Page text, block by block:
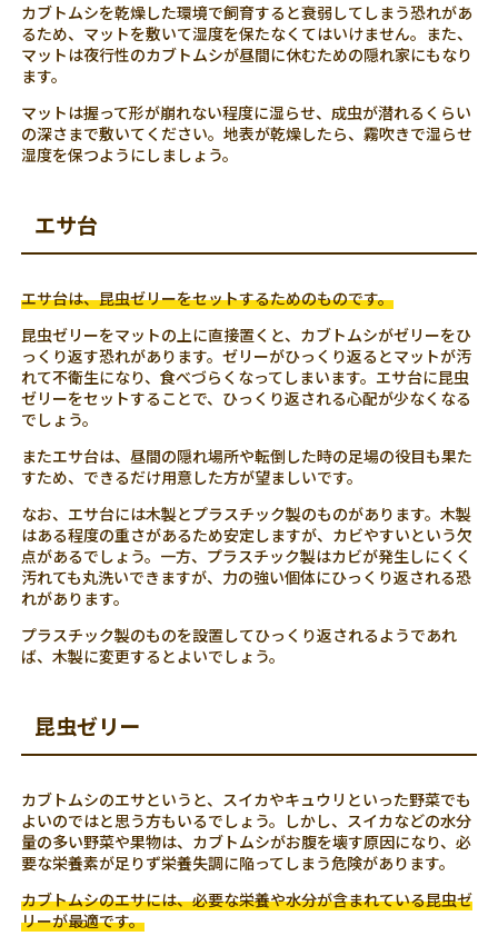
カブトムシを乾燥した環境で飼育すると衰弱してしまう恐れがあ
るため、マットを敷いて湿度を保たなくてはいけません。また、
マットは夜行性のカブトムシが昼間に休むための隠れ家にもなり
ます。
マットは握って形が崩れない程度に湿らせ、成虫が潜れるくらい
の深さまで敷いてください。地表が乾燥したら、霧吹きで湿らせ
湿度を保つようにしましょう。
エサ台
エサ台は、昆虫ゼリーをセットするためのものです。
昆虫ゼリーをマットの上に直接置くと、カブトムシがゼリーをひ
っくり返す恐れがあります。ゼリーがひっくり返るとマットが汚
れて不衛生になり、食べづらくなってしまいます。エサ台に昆虫
ゼリーをセットすることで、ひっくり返される心配が少なくなる
でしょう。
またエサ台は、昼間の隠れ場所や転倒した時の足場の役目も果た
すため、できるだけ用意した方が望ましいです。
なお、エサ台には木製とプラスチック製のものがあります。木製
はある程度の重さがあるため安定しますが、カビやすいという欠
点があるでしょう。一方、プラスチック製はカビが発生しにくく
汚れても丸洗いできますが、力の強い個体にひっくり返される恐
れがあります。
プラスチック製のものを設置してひっくり返されるようであれ
ば、木製に変更するとよいでしょう。
昆虫ゼリー
カブトムシのエサというと、スイカやキュウリといった野菜でも
よいのではと思う方もいるでしょう。しかし、スイカなどの水分
量の多い野菜や果物は、カブトムシがお腹を壊す原因になり、必
要な栄養素が足りず栄養失調に陥ってしまう危険があります。
カブトムシのエサには、必要な栄養や水分が含まれている昆虫ゼ
リーが最適です。